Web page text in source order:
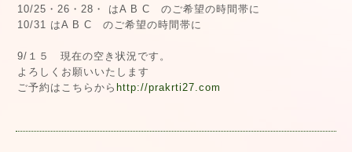
10/25・26・28・ はA B C のご希望の時間帯に
10/31 はA B C のご希望の時間帯に
9/１５ 現在の空き状況です。
よろしくお願いいたします
ご予約はこちらから http://prakrti27.com